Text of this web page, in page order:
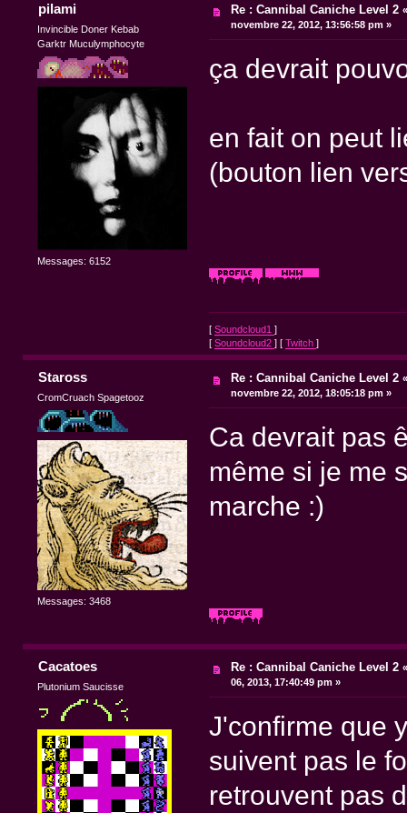
pilami
Invincible Doner Kebab
Garktr Muculymphocyte
Messages: 6152
Re : Cannibal Caniche Level 2
novembre 22, 2012, 13:56:58 pm »
ça devrait
en fait on peut
(bouton lien
[ Soundcloud1 ]
[ Soundcloud2 ] [ Twitch ]
Staross
CromCruach Spagetooz
Messages: 3468
Re : Cannibal Caniche Level 2
novembre 22, 2012, 18:05:18 pm »
Ca devrait pas
même si je me
marche :)
Cacatoes
Plutonium Saucisse
Re : Cannibal Caniche Level 2
06, 2013, 17:40:49 pm »
J'confirme que
suivent pas le
retrouvent pas